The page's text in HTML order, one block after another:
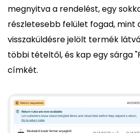
megnyitva a rendelést, egy
részletesebb felület fogad, mint
visszaküldésre jelölt termék
többi tételtől, és kap egy sárga
címkét.